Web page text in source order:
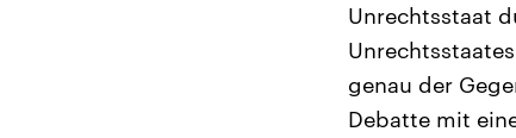
Unrechtsstaat
genau der
Debatte mit